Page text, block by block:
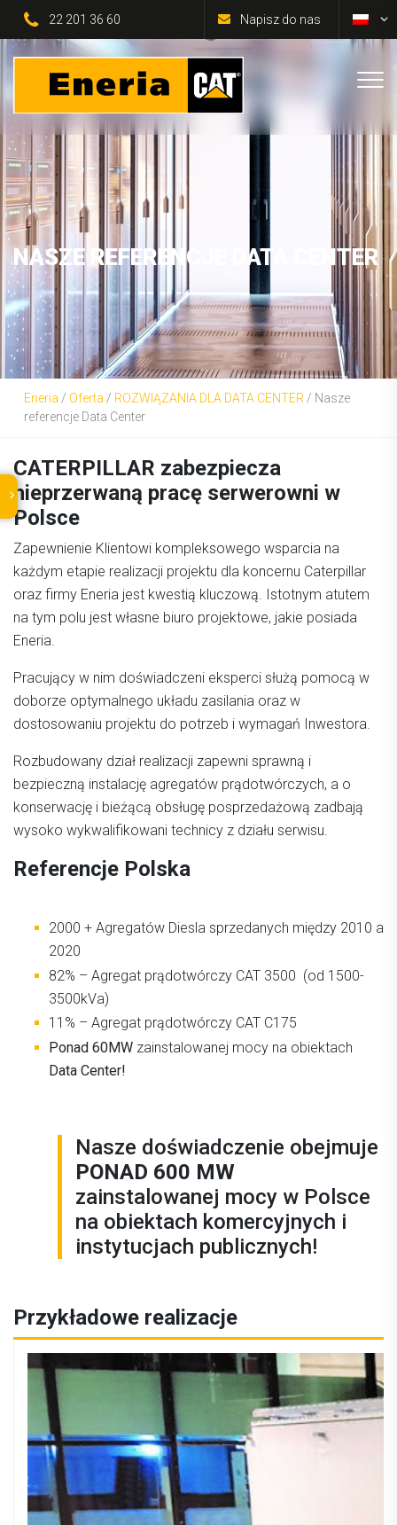
22 201 36 60 Napisz do nas
NASZE REFERENCJE DATA CENTER
Eneria / Oferta / ROZWIĄZANIA DLA DATA CENTER / Nasze
referencje Data Center
CATERPILLAR zabezpiecza
nieprzerwaną pracę serwerowni w
Polsce
Zapewnienie Klientowi kompleksowego wsparcia na
każdym etapie realizacji projektu dla koncernu Caterpillar
oraz firmy Eneria jest kwestią kluczową. Istotnym atutem
na tym polu jest własne biuro projektowe, jakie posiada
Eneria.
Pracujący w nim doświadczeni eksperci służą pomocą w
doborze optymalnego układu zasilania oraz w
dostosowaniu projektu do potrzeb i wymagań Inwestora.
Rozbudowany dział realizacji zapewni sprawną i
bezpieczną instalację agregatów prądotwórczych, a o
konserwację i bieżącą obsługę posprzedażową zadbają
wysoko wykwalifikowani technicy z działu serwisu.
Referencje Polska
2000 + Agregatów Diesla sprzedanych między 2010 a
2020
82% – Agregat prądotwórczy CAT 3500 (od 1500-
3500kVa)
11% – Agregat prądotwórczy CAT C175
Ponad 60MW zainstalowanej mocy na obiektach
Data Center!
Nasze doświadczenie obejmuje
PONAD 600 MW
zainstalowanej mocy w Polsce
na obiektach komercyjnych i
instytucjach publicznych!
Przykładowe realizacje